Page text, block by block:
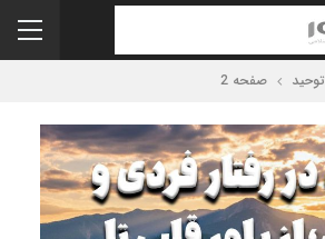
توحید صفحه 2